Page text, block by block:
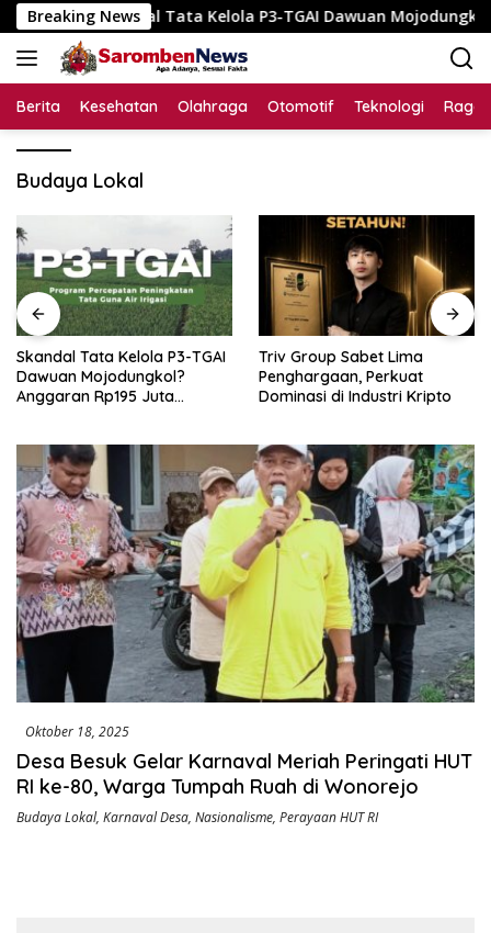
Langsung
ke
konten
Breaking News
Skandal Tata Kelola P3-TGAI Dawuan Mojodungkol?
Berita Kesehatan Olahraga Otomotif Teknologi
Budaya Lokal
Skandal Tata Kelola P3-TGAI
Dawuan Mojodungkol?
Anggaran Rp195 Juta
Swakelola Petani
Triv Group Sabet Lima
Penghargaan, Perkuat
Dominasi di Industri Kripto
Oktober 18, 2025
Desa Besuk Gelar Karnaval Meriah Peringati HUT
RI ke-80, Warga Tumpah Ruah di Wonorejo
Budaya Lokal, Karnaval Desa, Nasionalisme, Perayaan HUT RI